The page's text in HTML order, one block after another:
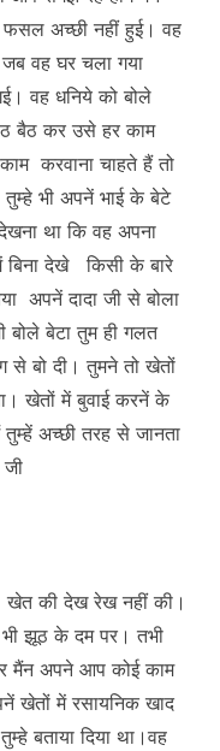
अच्छी नहीं हुई। वह
जब वह घर चला गया
वह धनिये को बोले
बैठ कर उसे हर काम
करवाना चाहते हैं तो
तुम्हे भी अपनें भाई के बेटे
था कि वह अपना
बिना देखे किसी के बारे
अपनें दादा जी से बोला
बोले बेटा तुम ही गलत
बो दी। तुमने तो खेतों
खेतों में बुवाई करनें के
अच्छी तरह से जानता
की देख रेख नहीं की।
झूठ के दम पर। तभी
मैंन अपने आप कोई काम
खेतों में रसायनिक खाद
बताया दिया था।वह